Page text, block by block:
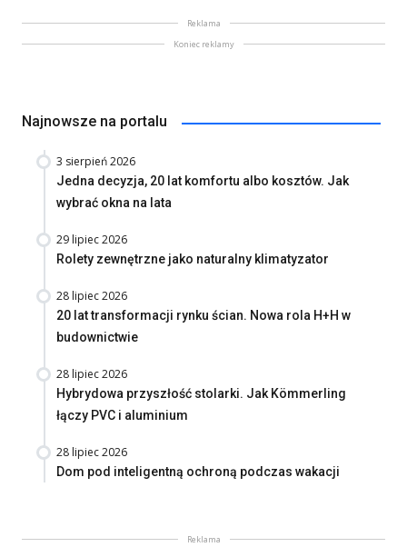
Reklama
Koniec reklamy
Najnowsze na portalu
3 sierpień 2026
Jedna decyzja, 20 lat komfortu albo kosztów. Jak
wybrać okna na lata
29 lipiec 2026
Rolety zewnętrzne jako naturalny klimatyzator
28 lipiec 2026
20 lat transformacji rynku ścian. Nowa rola H+H w
budownictwie
28 lipiec 2026
Hybrydowa przyszłość stolarki. Jak Kömmerling
łączy PVC i aluminium
28 lipiec 2026
Dom pod inteligentną ochroną podczas wakacji
Reklama